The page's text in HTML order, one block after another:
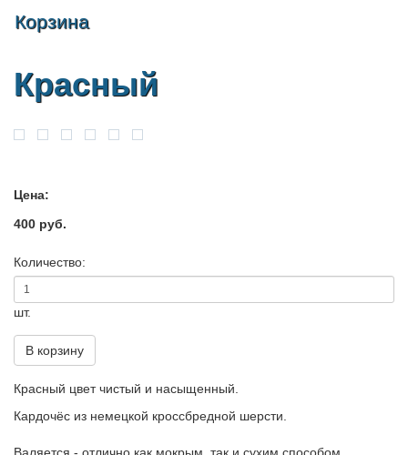
Корзина
Красный
Цена:
400 руб.
Количество:
шт.
В корзину
Красный цвет чистый и насыщенный.
Кардочёс из немецкой кроссбредной шерсти.
Валяется - отлично как мокрым, так и сухим способом.